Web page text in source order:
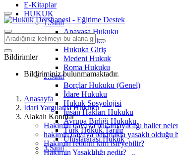
E-Kitaplar
HUKUK
1.Sınıf
Anayasa Hukuku
Aile Hukuku
Hukuka Giriş
Medeni Hukuk
Roma Hukuku
2.Sınıf
Borçlar Hukuku (Genel)
İdare Hukuku
Hukuk Sosyolojisi
İnsan Hakları Hukuku
Avrupa Birliği Hukuku
Türk Hukuk Tarihi
Uluslararası Hukuk
3.Sınıf
Bildirimler
Bildiriminiz bulunmamaktadır.
Anasayfa
İdari Yargılama Hukuku
Alakalı Konular
Hakimin davaya bakamayacağı haller
hakimin davaya bakmakla yasaklı olduğu
Hakimin reddini kim isteyebilir?
Hakimin Yasaklılığı nedir?